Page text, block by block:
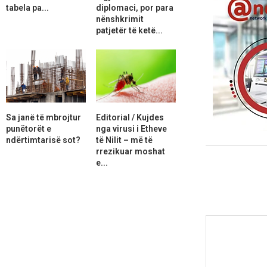
tabela pa...
diplomaci, por para
nënshkrimit
patjetër të ketë...
Sa janë të mbrojtur
punëtorët e
ndërtimtarisë sot?
Editorial / Kujdes
nga virusi i Etheve
të Nilit – më të
rrezikuar moshat
e...